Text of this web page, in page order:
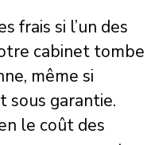
frais si l’un des
cabinet tombe
même si
sous garantie.
le coût des